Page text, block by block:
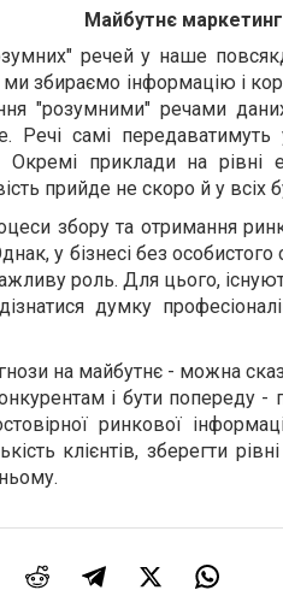
Майбутнє
речей у наше
ми збираємо інформацію і
"розумними" речами
Речі самі
Окремі приклади на рівні
прийде не скоро й у всіх
збору та отримання
у бізнесі без
роль. Для цього,
думку
на майбутнє - можна
і бути попереду -
ринкової
клієнтів, зберегти